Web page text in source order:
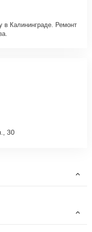
70. Наши специалисты
вопросам,
курьерской
время и место.
в Калининграде. Ремонт
30